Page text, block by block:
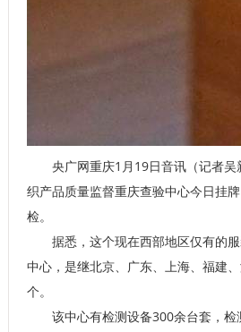
央广网重庆1月19日音讯（记者吴
织产品质量监督重庆查验中心今日挂
检。
据悉，这个现在西部地区仅有的服
中心，是继北京、广东、上海、福建
个。
该中心有检测设备300余台套，检